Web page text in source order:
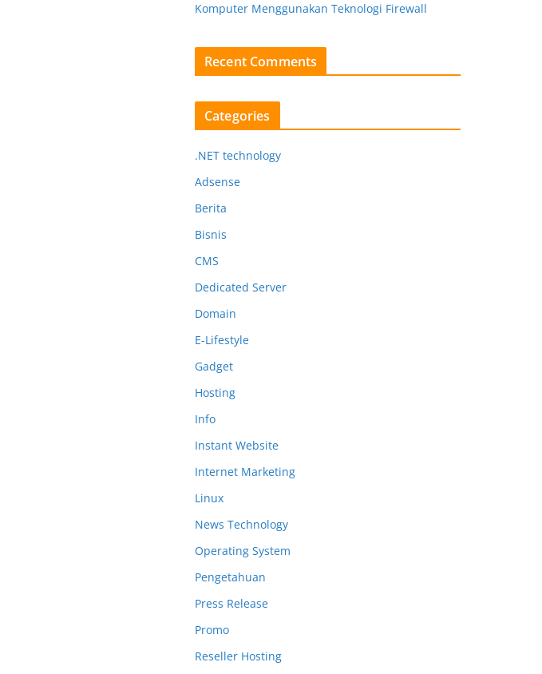
Komputer Menggunakan Teknologi Firewall
Recent Comments
Categories
.NET technology
Adsense
Berita
Bisnis
CMS
Dedicated Server
Domain
E-Lifestyle
Gadget
Hosting
Info
Instant Website
Internet Marketing
Linux
News Technology
Operating System
Pengetahuan
Press Release
Promo
Reseller Hosting